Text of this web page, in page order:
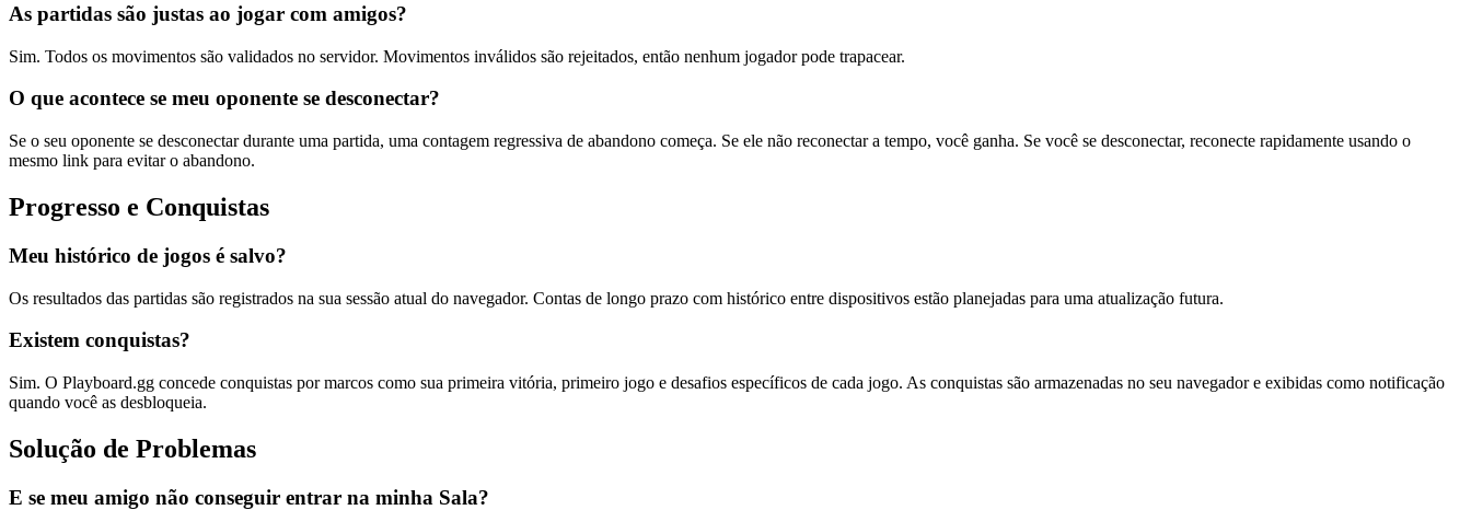
As partidas são justas ao jogar com amigos?
Sim. Todos os movimentos são validados no servidor. Movimentos inválidos são rejeitados, então nenhum jogador pode trapacear.
O que acontece se meu oponente se desconectar?
Se o seu oponente se desconectar durante uma partida, uma contagem regressiva de abandono começa. Se ele não reconectar a tempo, você ganha. Se você se desconectar, reconecte rapidamente usando o
mesmo link para evitar o abandono.
Progresso e Conquistas
Meu histórico de jogos é salvo?
Os resultados das partidas são registrados na sua sessão atual do navegador. Contas de longo prazo com histórico entre dispositivos estão planejadas para uma atualização futura.
Existem conquistas?
Sim. O Playboard.gg concede conquistas por marcos como sua primeira vitória, primeiro jogo e desafios específicos de cada jogo. As conquistas são armazenadas no seu navegador e exibidas como notificação
quando você as desbloqueia.
Solução de Problemas
E se meu amigo não conseguir entrar na minha Sala?